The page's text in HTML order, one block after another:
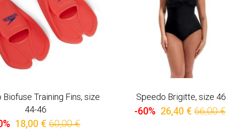
Biofuse Training Fins, size
44-46
18,00 € 60,00 €
Speedo Brigitte, size 46
-60% 26,40 € 66,00 €